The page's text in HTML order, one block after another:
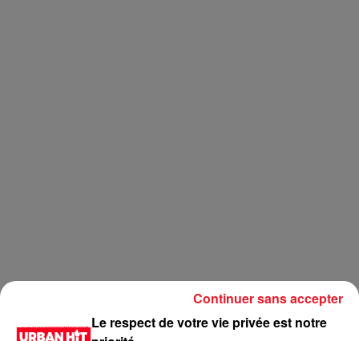
LES DERNIÈRES NEWS Voir plus
Le respect de votre vie privée est notre
Continuer sans accepter